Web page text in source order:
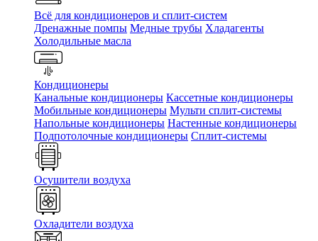
Всё для кондиционеров и сплит-систем
Дренажные помпы Медные трубы Хладагенты
Холодильные масла
Кондиционеры
Канальные кондиционеры Кассетные кондиционеры
Мобильные кондиционеры Мульти сплит-системы
Напольные кондиционеры Настенные кондиционеры
Подпотолочные кондиционеры Сплит-системы
Осушители воздуха
Охладители воздуха